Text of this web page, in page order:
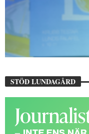
STÖD LUNDAGÅRD